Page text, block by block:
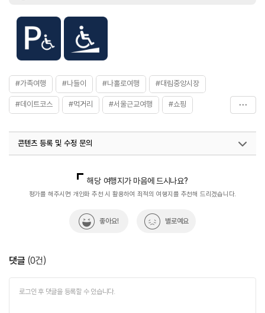
#가족여행 #나들이 #나홀로여행 #대림중앙시장
#데이트코스 #먹거리 #서울근교여행 #쇼핑
#이색체험 #전통시장
콘텐츠 등록 및 수정 문의
열린관광콘텐츠팀(열린관광-모두의여행)
033-738-3425
해당 여행지가 마음에 드시나요?
평가를 해주시면 개인화 추천 시 활용하여 최적의 여행지를 추천해 드리겠습니다.
좋아요! 별로예요
댓글 (0건)